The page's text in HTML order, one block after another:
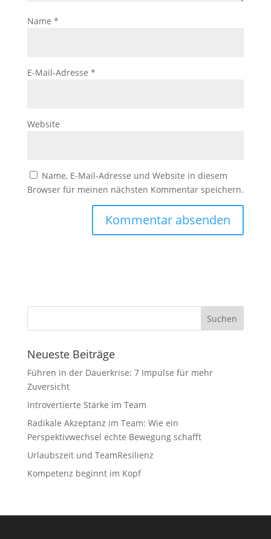
Name *
E-Mail-Adresse *
Website
Name, E-Mail-Adresse und Website in diesem
Browser für meinen nächsten Kommentar speichern.
Neueste Beiträge
Führen in der Dauerkrise: 7 Impulse für mehr
Zuversicht
Introvertierte Stärke im Team
Radikale Akzeptanz im Team: Wie ein
Perspektivwechsel echte Bewegung schafft
Urlaubszeit und TeamResilienz
Kompetenz beginnt im Kopf